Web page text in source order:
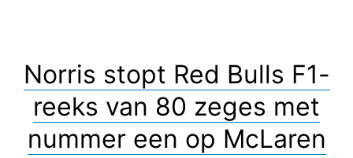
Norris stopt Red Bulls F1-
reeks van 80 zeges met
nummer een op McLaren